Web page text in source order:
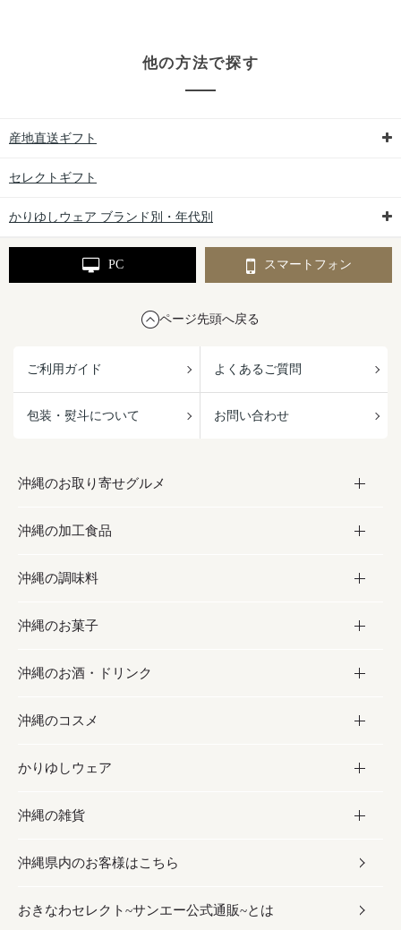
他の方法で探す
産地直送ギフト
セレクトギフト
かりゆしウェア ブランド別・年代別
PC スマートフォン
ページ先頭へ戻る
ご利用ガイド よくあるご質問
包装・熨斗について お問い合わせ
沖縄のお取り寄せグルメ
お取り寄せグルメ
フルーツ・野菜
お肉
海産物
沖縄の加工食品
加工食品
缶詰／パウチ
沖縄料理
沖縄そば／乾麺
レトルト食品
乾物／粉類
沖縄の調味料
調味料
砂糖／黒砂糖
塩
お酢／ドレッシング
しょうゆ
みそ
だし／スパイス／島唐辛子
沖縄のお菓子
お菓子
黒糖
ちんすこう
伝統菓子
スナック
おつまみ
沖縄のお酒・ドリンク
お酒・ドリンク
泡盛
ビール・チューハイ
ワイン・ウィスキー・カクテル
ドリンク
沖縄のコスメ
コスメ
スキンケア
ボディケア
ヘアケア
かりゆしウェア
かりゆしウェア
メンズ
レディース
沖縄の雑貨
雑貨
沖縄ファッション
沖縄県内のお客様はこちら
おきなわセレクト~サンエー公式通販~とは